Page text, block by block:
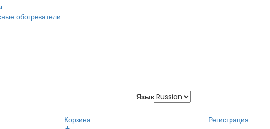
обогреватели
Язык
Корзина
Регистрация